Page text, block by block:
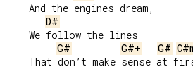
     And the engines dream,
D#
     We follow the lines
G#
G#+ G#
That don’t make sense at